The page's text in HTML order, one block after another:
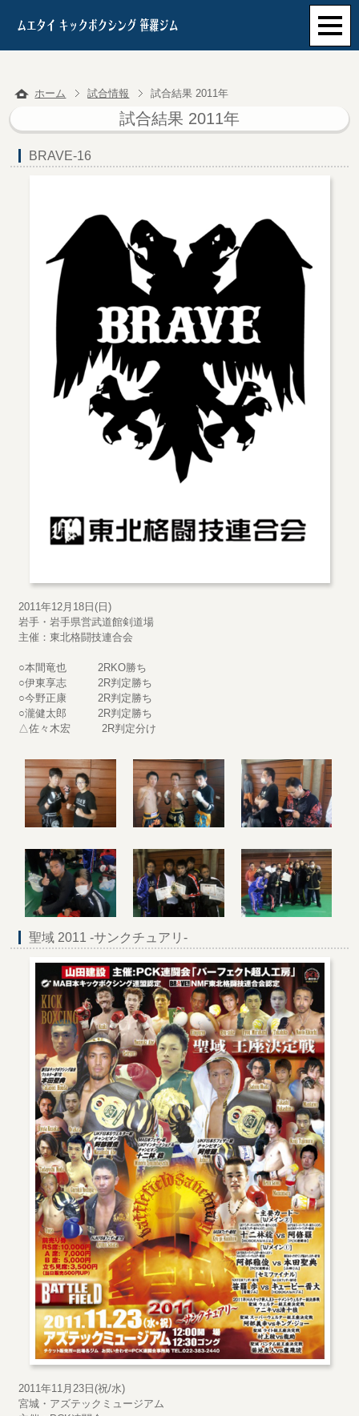
ホーム 試合情報 試合結果 2011年
試合結果 2011年
BRAVE-16
2011年12月18日(日)
岩手・岩手県営武道館剣道場
主催：東北格闘技連合会
○本間竜也 2RKO勝ち
○伊東享志 2R判定勝ち
○今野正康 2R判定勝ち
○瀧健太郎 2R判定勝ち
△佐々木宏 2R判定分け
聖域 2011 -サンクチュアリ-
2011年11月23日(祝/水)
宮城・アズテックミュージアム